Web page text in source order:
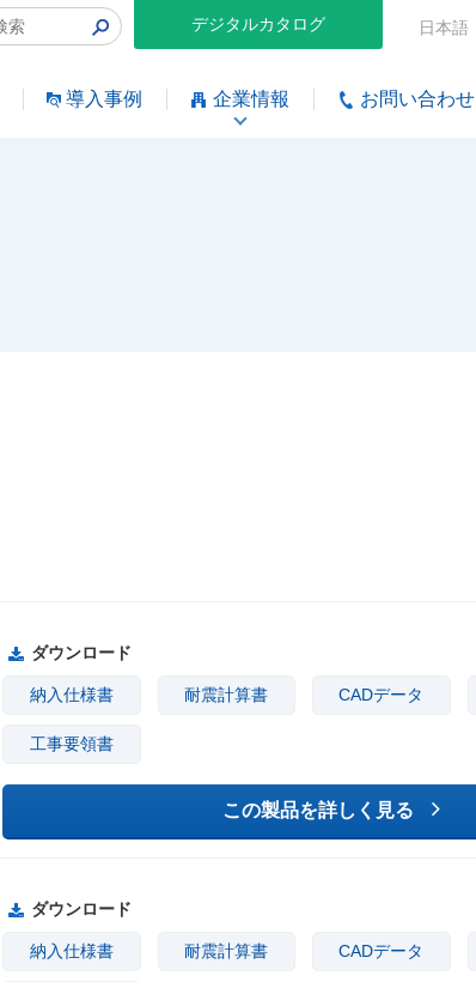
デジタルカタログ 日本語
導入事例 企業情報 お問い合わせ
ダウンロード
納入仕様書 耐震計算書 CADデータ
工事要領書
この製品を詳しく見る
ダウンロード
納入仕様書 耐震計算書 CADデータ